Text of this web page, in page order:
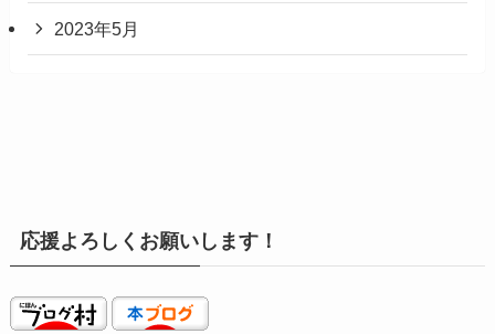
2023年5月
応援よろしくお願いします！